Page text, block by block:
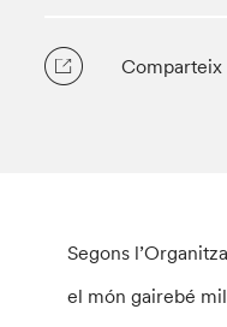
Comparteix
Segons
el món gairebé